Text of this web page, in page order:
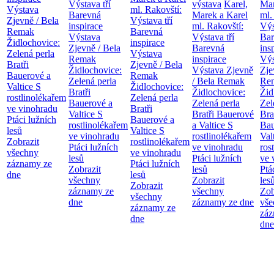
Výstava
Zjevně / Bela
Remak
Židlochovice:
Zelená perla
Bratři
Bauerové a
Valtice S
rostlinolékařem
ve vinohradu
Ptáci lužních
lesů
Zobrazit
všechny
záznamy ze
dne
Výstava tří
Barevná
inspirace
Výstava
Zjevně / Bela
Remak
Židlochovice:
Zelená perla
Bratři
Bauerové a
Valtice S
rostlinolékařem
ve vinohradu
Ptáci lužních
lesů
Zobrazit
všechny
záznamy ze
dne
ml. Rakovští:
Výstava tří
Barevná
inspirace
Výstava
Zjevně / Bela
Remak
Židlochovice:
Zelená perla
Bratři
Bauerové a
Valtice S
rostlinolékařem
ve vinohradu
Ptáci lužních
lesů
Zobrazit
všechny
záznamy ze
dne
výstava Karel,
Marek a Karel
ml. Rakovští:
Výstava tří
Barevná
inspirace
Výstava Zjevně
/ Bela Remak
Židlochovice:
Zelená perla
Bratři Bauerové
a Valtice S
rostlinolékařem
ve vinohradu
Ptáci lužních
lesů
Zobrazit
všechny
záznamy ze dne
ml.
ve
dne